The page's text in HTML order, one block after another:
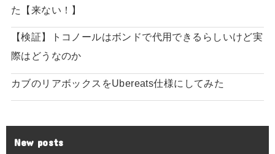
た【来ない！】
【検証】トコノールはボンドで代用できるらしいけど実
際はどうなのか
カブのリアボックスをUbereats仕様にしてみた
New posts